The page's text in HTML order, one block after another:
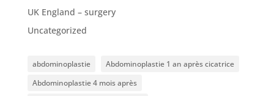
UK England – surgery
Uncategorized
abdominoplastie
Abdominoplastie 1 an après cicatrice
Abdominoplastie 4 mois après